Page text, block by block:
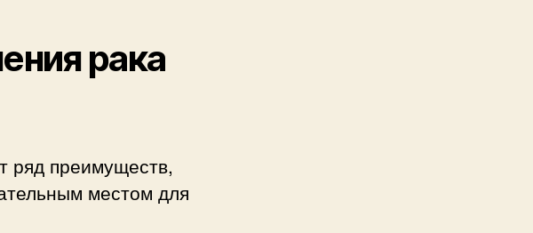
рака
ряд преимуществ,
местом для